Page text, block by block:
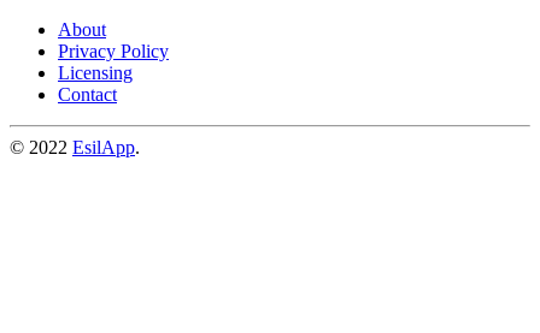
About
Privacy Policy
Licensing
Contact
© 2022 EsilApp.